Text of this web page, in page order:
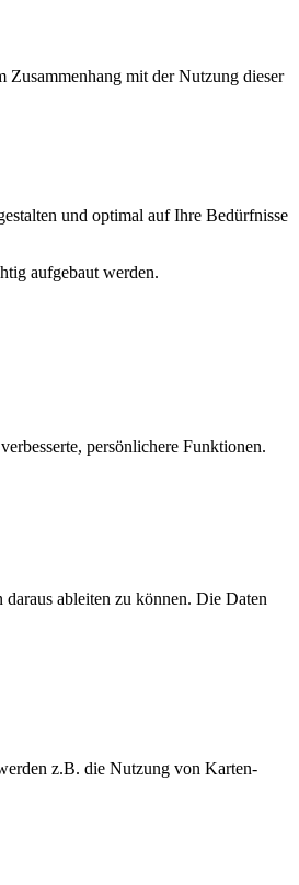
mit der Nutzung dieser
und optimal auf Ihre Bedürfnisse
aufgebaut werden.
persönlichere Funktionen.
ableiten zu können. Die Daten
z.B. die Nutzung von Karten-